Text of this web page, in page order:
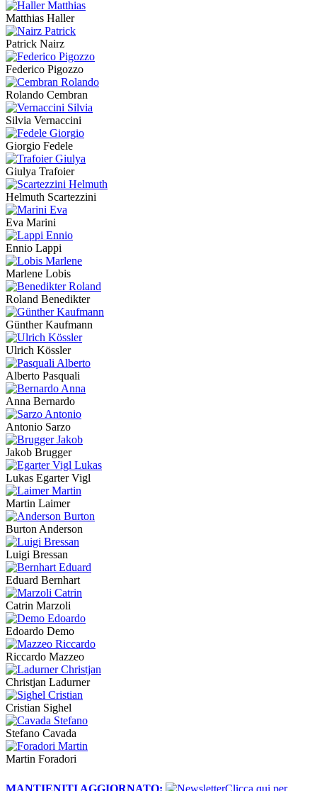
Matthias Haller
Patrick Nairz
Federico Pigozzo
Rolando Cembran
Silvia Vernaccini
Giorgio Fedele
Giulya Trafoier
Helmuth Scartezzini
Eva Marini
Ennio Lappi
Marlene Lobis
Roland Benedikter
Günther Kaufmann
Ulrich Kössler
Alberto Pasquali
Anna Bernardo
Antonio Sarzo
Jakob Brugger
Lukas Egarter Vigl
Martin Laimer
Burton Anderson
Luigi Bressan
Eduard Bernhart
Catrin Marzoli
Edoardo Demo
Riccardo Mazzeo
Christjan Ladurner
Cristian Sighel
Stefano Cavada
Martin Foradori